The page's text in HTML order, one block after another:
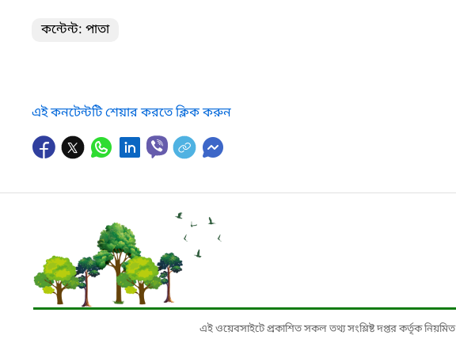
কন্টেন্ট: পাতা
এই কনটেন্টটি শেয়ার করতে ক্লিক করুন
এই ওয়েবসাইটে প্রকাশিত সকল তথ্য সংশ্লিষ্ট দপ্তর কর্তৃক নিয়মিত